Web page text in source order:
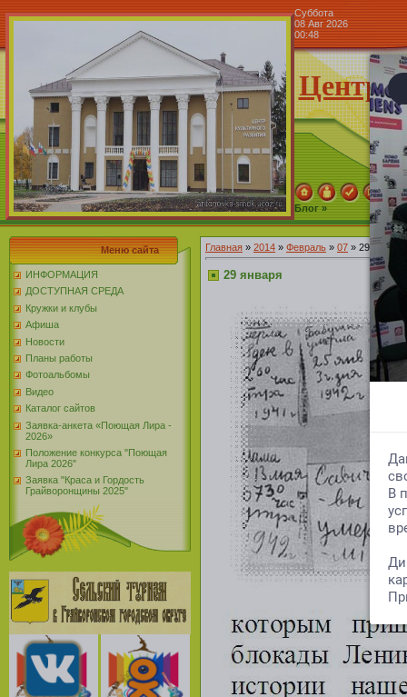
Суббота
08 Авг 2026
00:48
Центр
Блог »
Меню сайта
ИНФОРМАЦИЯ
ДОСТУПНАЯ СРЕДА
Кружки и клубы
Афиша
Новости
Планы работы
Фотоальбомы
Видео
Каталог сайтов
Заявка-анкета «Поющая Лира -
2026»
Положение конкурса "Поющая
Лира 2026"
Заявка "Краса и Гордость
Грайворонщины 2025"
Главная » 2014 » Февраль » 07 » 29 января
29 января